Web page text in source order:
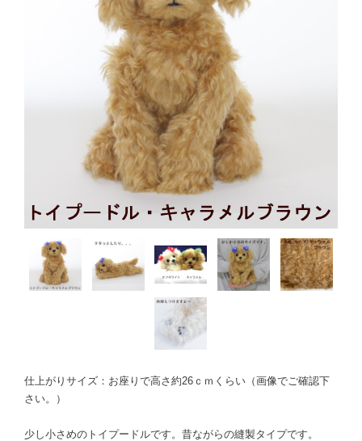
仕上がりサイズ：お座りで高さ約26ｃｍくらい（画像でご確認下
さい。）
少し小さめのトイプードルです。昔ながらの縫製タイプです。